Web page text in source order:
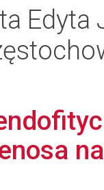
Edyta